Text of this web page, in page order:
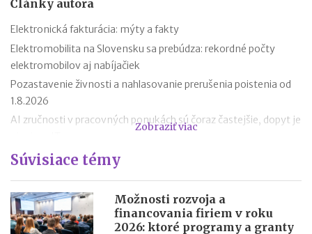
Články autora
Elektronická fakturácia: mýty a fakty
Elektromobilita na Slovensku sa prebúdza: rekordné počty
elektromobilov aj nabíjačiek
Pozastavenie živnosti a nahlasovanie prerušenia poistenia od
1.8.2026
AI zručnosti v pracovných ponukách sú čoraz častejšie, dopyt je
Návrat z dovolenky mimo EÚ: čo si možno priniesť bez platenia
Nové pravidlá EÚ v leteckej doprave: zlepšenie práv pre
cestujúcich
Riziká lacného „značkového“ tovaru: strata peňazí aj ohrozenie
Zobraziť viac
Súvisiace témy
Možnosti rozvoja a
financovania firiem v roku
2026: ktoré programy a granty